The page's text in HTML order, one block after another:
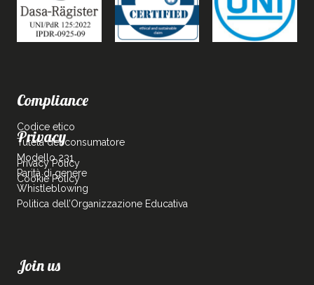
Compliance
Codice etico
Tutela del consumatore
Modello 231
Parità di genere
Whistleblowing
Politica dell’Organizzazione Educativa
Privacy
Privacy Policy
Cookie Policy
Join us